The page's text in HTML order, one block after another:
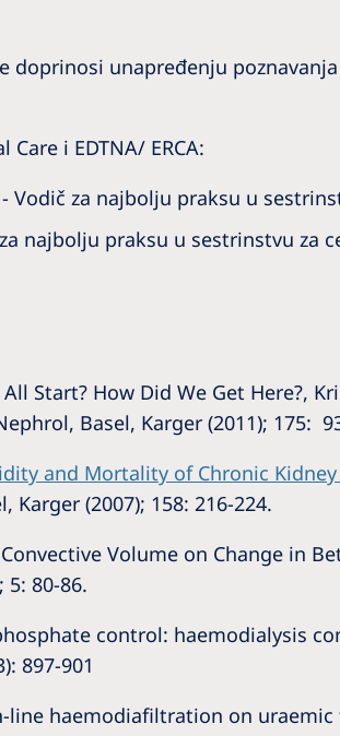
doprinosi unapređenju
i EDTNA/ ERCA:
za najbolju praksu u
najbolju praksu u sestrinstvu za
Start? How Did We Get Here?,
Basel, Karger (2011); 175:
and Mortality of Chronic Kidney
(2007); 158: 216-224.
Volume on Change in
80-86.
control: haemodialysis
897-901
line haemodiafiltration on